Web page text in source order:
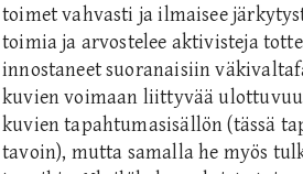
toimet vahvasti ja ilmaisee
toimia ja arvostelee aktivisteja
innostaneet suoranaisiin
kuvien voimaan liittyvää
kuvien tapahtumasisällön (tässä
tavoin), mutta samalla he myös